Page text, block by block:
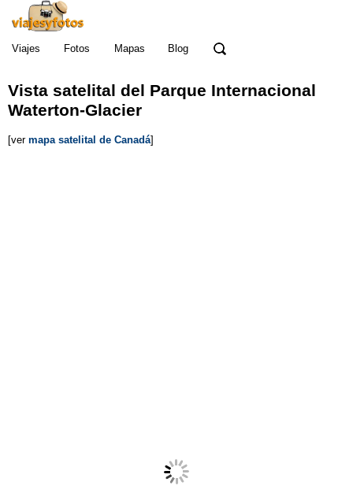
Viajes Fotos Mapas Blog
Vista satelital del Parque Internacional
Waterton-Glacier
[ver mapa satelital de Canadá]